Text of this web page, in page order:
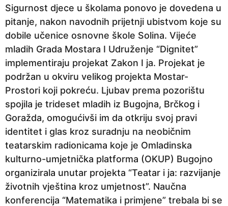
e
p
r
i
j
e
3
g
o
d
i
n
e
p
r
Sigurnost djece u školama ponovo je dovedena u
pitanje, nakon navodnih prijetnji ubistvom koje su
dobile učenice osnovne škole Solina. Vijeće
mladih Grada Mostara I Udruženje “Dignitet”
implementiraju projekat Zakon I ja. Projekat je
podržan u okviru velikog projekta Mostar-
Prostori koji pokreću. Ljubav prema pozorištu
spojila je trideset mladih iz Bugojna, Brčkog i
Goražda, omogućivši im da otkriju svoj pravi
identitet i glas kroz suradnju na neobičnim
teatarskim radionicama koje je Omladinska
kulturno-umjetnička platforma (OKUP) Bugojno
organizirala unutar projekta “Teatar i ja: razvijanje
životnih vještina kroz umjetnost”. Naučna
konferencija “Matematika i primjene” trebala bi se